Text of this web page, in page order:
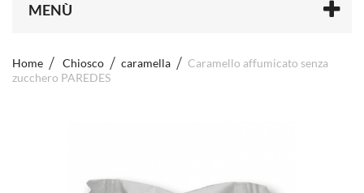
MENÙ
Home Chiosco caramella
Caramello affumicato senza
zucchero PAREDES